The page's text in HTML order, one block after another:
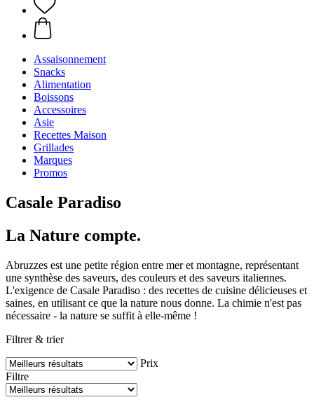
Assaisonnement
Snacks
Alimentation
Boissons
Accessoires
Asie
Recettes Maison
Grillades
Marques
Promos
Casale Paradiso
La Nature compte.
Abruzzes est une petite région entre mer et montagne, représentant
une synthèse des saveurs, des couleurs et des saveurs italiennes.
L'exigence de Casale Paradiso : des recettes de cuisine délicieuses et
saines, en utilisant ce que la nature nous donne. La chimie n'est pas
nécessaire - la nature se suffit à elle-même !
Filtrer & trier
Prix
Filtre